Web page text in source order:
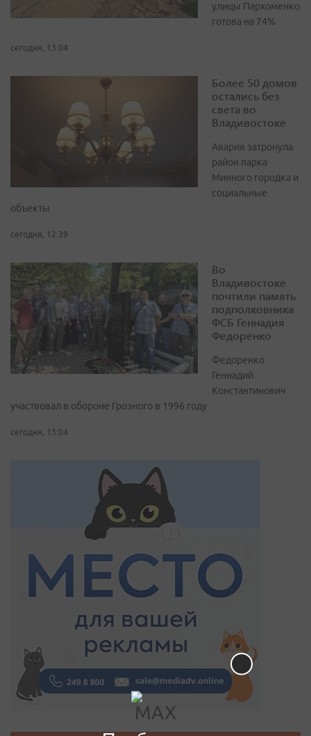
улицы Пархоменко
готова на 74%
сегодня, 13:04
Более 50 домов
остались без
света во
Владивостоке
Авария затронула
район парка
Минного городка и
социальные
объекты
сегодня, 12:39
Во
Владивостоке
почтили память
подполковника
ФСБ Геннадия
Федоренко
Федоренко
Геннадий
Константинович
участвовал в обороне Грозного в 1996 году
сегодня, 13:04